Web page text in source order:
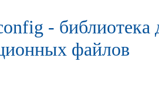
- библиотека
файлов